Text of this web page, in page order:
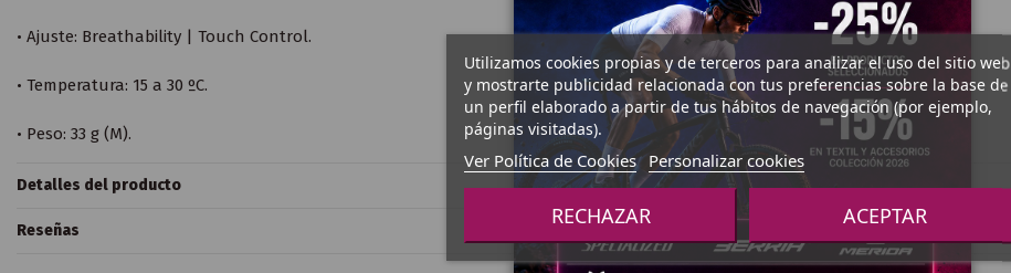
• Ajuste: Breathability | Touch Control.
• Temperatura: 15 a 30 ºC.
• Peso: 33 g (M).
Detalles del producto
Reseñas
Utilizamos cookies propias y de terceros para analizar el uso del sitio web
y mostrarte publicidad relacionada con tus preferencias sobre la base de
un perfil elaborado a partir de tus hábitos de navegación (por ejemplo,
páginas visitadas).
Ver Política de Cookies Personalizar cookies
RECHAZAR ACEPTAR